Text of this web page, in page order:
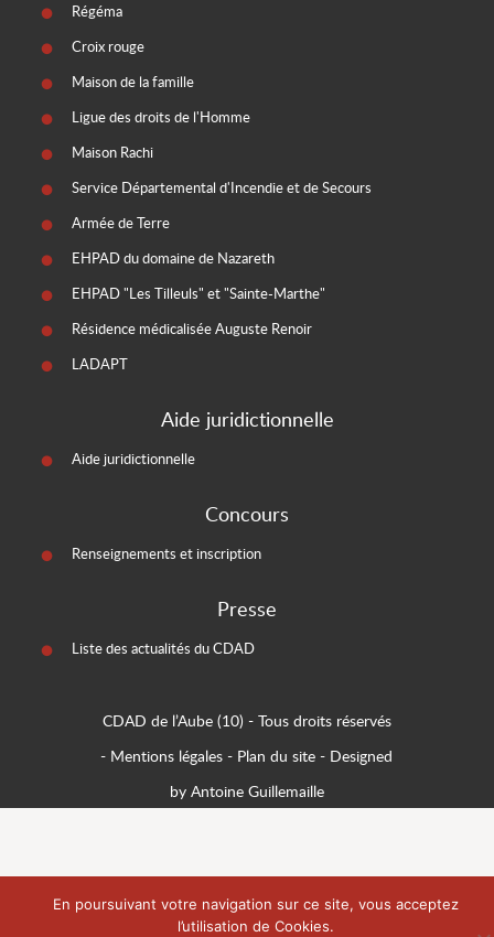
Régéma
Croix rouge
Maison de la famille
Ligue des droits de l'Homme
Maison Rachi
Service Départemental d'Incendie et de Secours
Armée de Terre
EHPAD du domaine de Nazareth
EHPAD "Les Tilleuls" et "Sainte-Marthe"
Résidence médicalisée Auguste Renoir
LADAPT
Aide juridictionnelle
Aide juridictionnelle
Concours
Renseignements et inscription
Presse
Liste des actualités du CDAD
CDAD de l’Aube (10) - Tous droits réservés
- Mentions légales - Plan du site - Designed
by Antoine Guillemaille
En poursuivant votre navigation sur ce site, vous acceptez
l’utilisation de Cookies.